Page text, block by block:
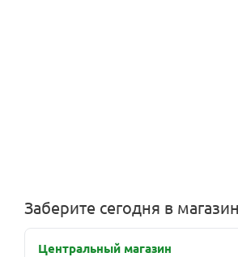
Заберите сегодня в
Центральный магазин